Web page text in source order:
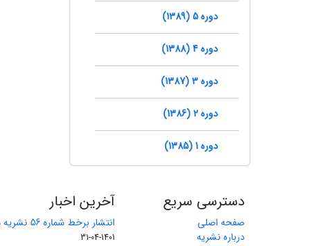
دوره 5 (1389)
دوره 4 (1388)
دوره 3 (1387)
دوره 2 (1386)
دوره 1 (1385)
دسترسی سریع
صفحه اصلی
درباره نشریه
آخرین اخبار
انتشار برخط شماره 56 نشریه مهندسی معدن
1401-04-31